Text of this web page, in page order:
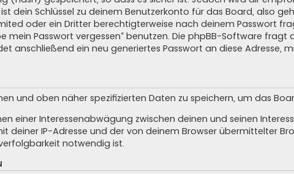
dein Schlüssel zu deinem Benutzerkonto für das Board, also
oder ein Dritter berechtigterweise nach deinem Passwort
mein Passwort vergessen“ benutzen. Die phpBB-Software
anschließend ein neu generiertes Passwort an diese Adresse,
und oben näher spezifizierten Daten zu speichern, um das
einer Interessenabwägung zwischen deinen und seinen
deiner IP-Adresse und der von deinem Browser übermittelter
notwendig ist.